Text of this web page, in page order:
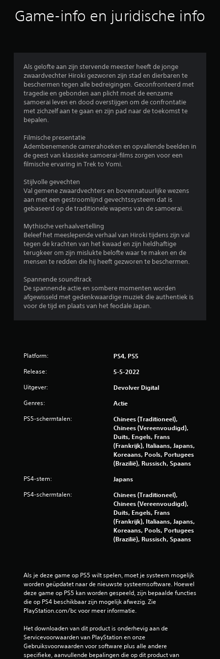
b
r
d
i
g
3
.
9
2
5
s
n
u
i
5
7
5
b
e
Game-info en juridische info
Als gelofte aan zijn stervende meester heeft de jonge
zwaardvechter Hiroki gezworen zijn stad en dierbaren te
beschermen tegen alle bedreigingen. Geconfronteerd met
tragedie en gebonden aan plicht moet de eenzame
samoerai leven en dood overstijgen om de confrontatie
met zichzelf aan te gaan en zijn pad naar de toekomst te
bepalen.
Filmische presentatie
Adembenemende camerahoeken en opvallende beelden in
de geest van klassieke samoerai-films zorgen voor een
filmische ervaring in Trek to Yomi.
Stijlvolle gevechten
Val gemene zwaardvechters en bovennatuurlijke wezens
aan met een gestroomlijnd gevechtssysteem dat is
gebaseerd op de traditionele wapens van de samoerai.
Mythische verhaalvertelling
Beleef het meeslepende verhaal van Hiroki tijdens zijn val
tegen de krachten van het kwaad en zijn heldhaftige
terugkeer om zijn mislukte belofte waar te maken en de
mensen te redden die hij heeft gezworen te beschermen.
Spannende soundtrack
De spannende actie en sombere momenten worden
afgewisseld met gedenkwaardige muziek die authentiek is
voor de tijd en plaats van het feodale Japan.
Platform: PS4, PS5
Release: 5-5-2022
Uitgever: Devolver Digital
Genres: Actie
PS5-schermtalen:
Chinees (Traditioneel),
Chinees (Vereenvoudigd),
Duits, Engels, Frans
(Frankrijk), Italiaans, Japans,
Koreaans, Pools, Portugees
(Brazilië), Russisch, Spaans
PS4-stem: Japans
PS4-schermtalen:
Chinees (Traditioneel),
Chinees (Vereenvoudigd),
Duits, Engels, Frans
(Frankrijk), Italiaans, Japans,
Koreaans, Pools, Portugees
(Brazilië), Russisch, Spaans
Als je deze game op PS5 wilt spelen, moet je systeem mogelijk
worden geüpdatet naar de nieuwste systeemsoftware. Hoewel
deze game op PS5 kan worden gespeeld, zijn bepaalde functies
die op PS4 beschikbaar zijn mogelijk afwezig. Zie
PlayStation.com/bc voor meer informatie.
Het downloaden van dit product is onderhevig aan de
Servicevoorwaarden van PlayStation en onze
Gebruiksvoorwaarden voor software plus alle andere
specifieke, aanvullende bepalingen die op dit product van